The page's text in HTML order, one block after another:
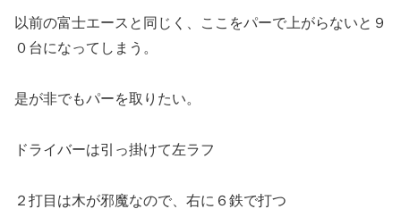
以前の富士エースと同じく、ここをパーで上がらないと９
０台になってしまう。
是が非でもパーを取りたい。
ドライバーは引っ掛けて左ラフ
２打目は木が邪魔なので、右に６鉄で打つ